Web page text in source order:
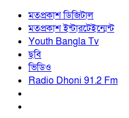
মতপ্রকাশ ডিজিটাল
মতপ্রকাশ ইন্টারটেইন্মেন্ট
Youth Bangla Tv
ছবি
ভিডিও
Radio Dhoni 91.2 Fm